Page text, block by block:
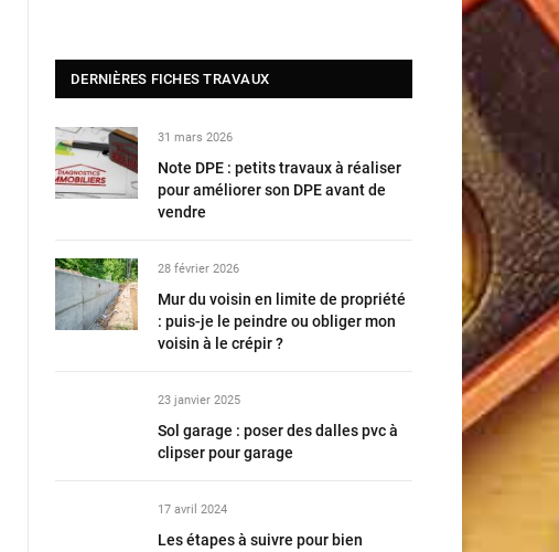
DERNIÈRES FICHES TRAVAUX
31 mars 2026
Note DPE : petits travaux à réaliser
pour améliorer son DPE avant de
vendre
28 février 2026
Mur du voisin en limite de propriété
: puis-je le peindre ou obliger mon
voisin à le crépir ?
23 janvier 2025
Sol garage : poser des dalles pvc à
clipser pour garage
17 avril 2024
Les étapes à suivre pour bien